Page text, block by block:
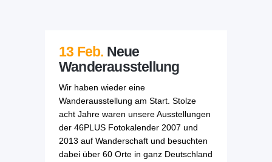
13 Feb. Neue
Wanderausstellung
Wir haben wieder eine
Wanderausstellung am Start. Stolze
acht Jahre waren unsere Ausstellungen
der 46PLUS Fotokalender 2007 und
2013 auf Wanderschaft und besuchten
dabei über 60 Orte in ganz Deutschland